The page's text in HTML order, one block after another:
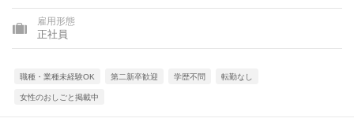
雇用形態
正社員
職種・業種未経験OK 第二新卒歓迎 学歴不問 転勤なし
女性のおしごと掲載中